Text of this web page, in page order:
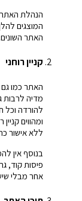
הנהלת
המוצגים
האתר השונים.
קניין רוחני
האתר כמו
מדיה לרבות
להורדה וכל
ומהווים
ללא אישור
בנוסף אין
פיסות קוד,
אחר מבלי